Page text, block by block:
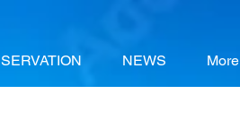
NEWS More